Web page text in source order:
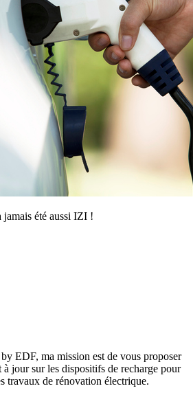
été aussi IZI !
EDF, ma mission est de vous proposer
à jour sur les dispositifs de recharge pour
travaux de rénovation électrique.